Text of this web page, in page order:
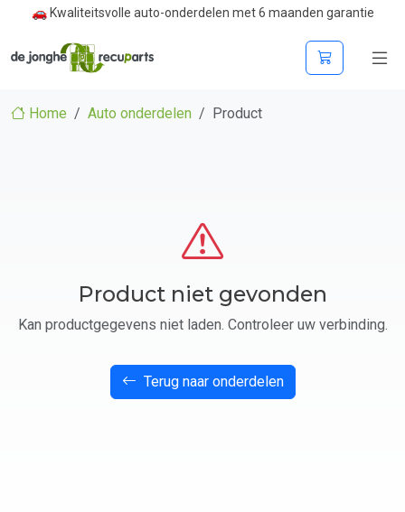
🚗 Kwaliteitsvolle auto-onderdelen met 6 maanden garantie
Home Auto onderdelen Product
Product niet gevonden
Kan productgegevens niet laden. Controleer uw verbinding.
Terug naar onderdelen